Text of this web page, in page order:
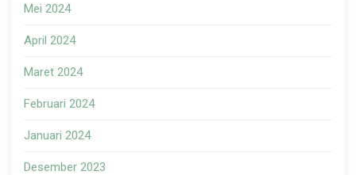
Mei 2024
April 2024
Maret 2024
Februari 2024
Januari 2024
Desember 2023